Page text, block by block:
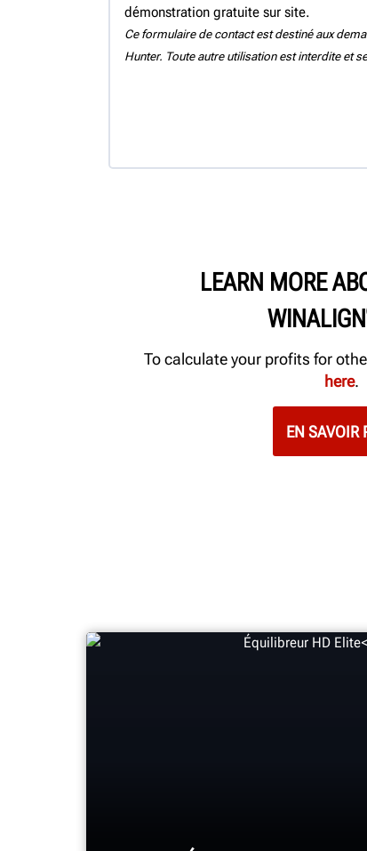
démonstration gratuite sur site.
Ce formulaire de contact est destiné aux
Hunter. Toute autre utilisation est interdite et
LEARN MORE
WINALIGN
To calculate your profits for
here.
EN SAVOIR